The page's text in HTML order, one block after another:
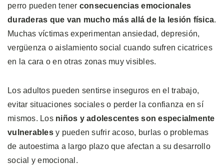
perro pueden tener consecuencias emocionales
duraderas que van mucho más allá de la lesión física.
Muchas víctimas experimentan ansiedad, depresión,
vergüenza o aislamiento social cuando sufren cicatrices
en la cara o en otras zonas muy visibles.
Los adultos pueden sentirse inseguros en el trabajo,
evitar situaciones sociales o perder la confianza en sí
mismos. Los niños y adolescentes son especialmente
vulnerablesy pueden sufrir acoso, burlas o problemas
de autoestima a largo plazo que afectan a su desarrollo
social y emocional.